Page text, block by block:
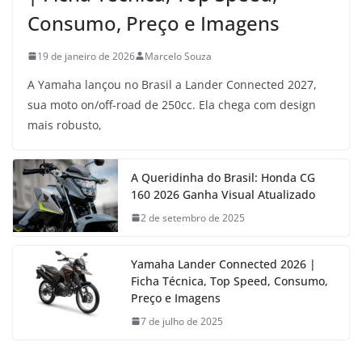
Consumo, Preço e Imagens
19 de janeiro de 2026 Marcelo Souza
A Yamaha lançou no Brasil a Lander Connected 2027,
sua moto on/off-road de 250cc. Ela chega com design
mais robusto,
A Queridinha do Brasil: Honda CG
160 2026 Ganha Visual Atualizado
2 de setembro de 2025
Yamaha Lander Connected 2026 |
Ficha Técnica, Top Speed, Consumo,
Preço e Imagens
7 de julho de 2025